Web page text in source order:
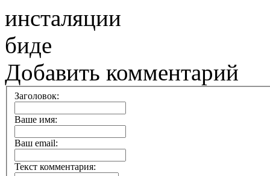
Добавить комментарий
Заголовок:
Ваше имя:
Ваш email:
Текст комментария: